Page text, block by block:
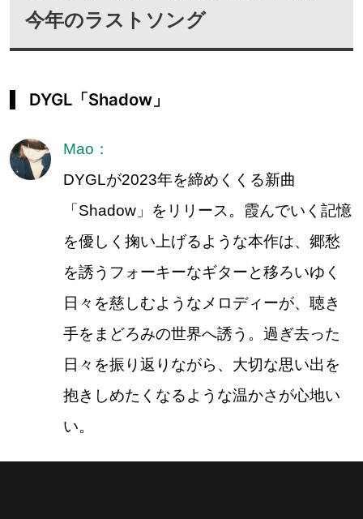
今年のラストソング
DYGL「Shadow」
Mao：
DYGLが2023年を締めくくる新曲
「Shadow」をリリース。霞んでいく記憶
を優しく掬い上げるような本作は、郷愁
を誘うフォーキーなギターと移ろいゆく
日々を慈しむようなメロディーが、聴き
手をまどろみの世界へ誘う。過ぎ去った
日々を振り返りながら、大切な思い出を
抱きしめたくなるような温かさが心地い
い。